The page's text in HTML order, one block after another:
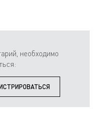
необходимо